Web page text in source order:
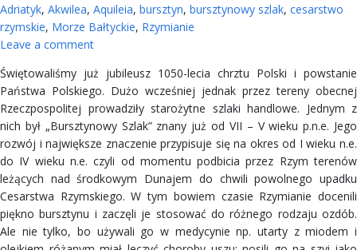
Adriatyk, Akwilea, Aquileia, bursztyn, bursztynowy szlak, cesarstwo
rzymskie, Morze Bałtyckie, Rzymianie
Leave a comment
Świętowaliśmy już jubileusz 1050-lecia chrztu Polski i powstanie
Państwa Polskiego. Dużo wcześniej jednak przez tereny obecnej
Rzeczpospolitej prowadziły starożytne szlaki handlowe. Jednym z
nich był „Bursztynowy Szlak” znany już od VII – V wieku p.n.e. Jego
rozwój i największe znaczenie przypisuje się na okres od I wieku n.e.
do IV wieku n.e. czyli od momentu podbicia przez Rzym terenów
leżących nad środkowym Dunajem do chwili powolnego upadku
Cesarstwa Rzymskiego. W tym bowiem czasie Rzymianie docenili
piękno bursztynu i zaczęli je stosować do różnego rodzaju ozdób.
Ale nie tylko, bo używali go w medycynie np. utarty z miodem i